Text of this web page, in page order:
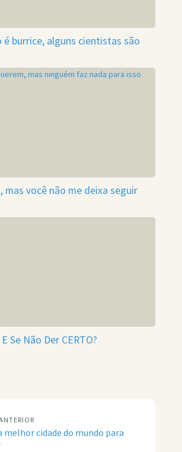
é burrice, alguns cientistas são
mas você não me deixa seguir
E Se Não Der CERTO?
melhor cidade do mundo para